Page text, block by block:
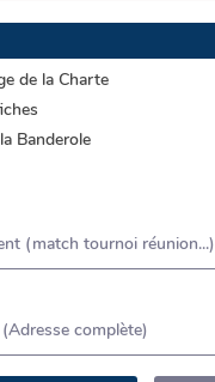
de la Charte
Banderole
Type d'événement (match tournoi réunion...)
complète)